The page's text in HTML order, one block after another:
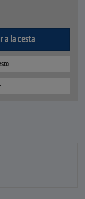
a la cesta